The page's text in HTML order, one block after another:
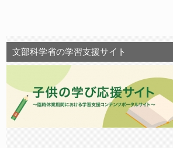
文部科学省の学習支援サイト